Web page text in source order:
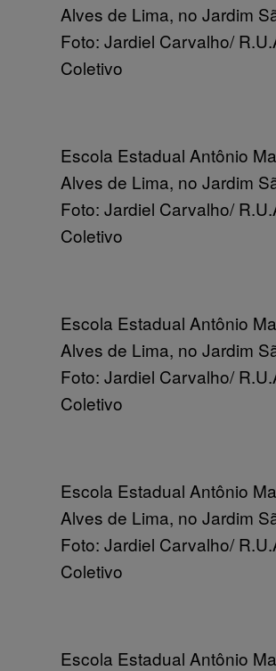
Alves de Lima, no Jardim
Foto: Jardiel Carvalho/
Coletivo
Escola Estadual Antônio
Alves de Lima, no Jardim
Foto: Jardiel Carvalho/
Coletivo
Escola Estadual Antônio
Alves de Lima, no Jardim
Foto: Jardiel Carvalho/
Coletivo
Escola Estadual Antônio
Alves de Lima, no Jardim
Foto: Jardiel Carvalho/
Coletivo
Escola Estadual Antônio